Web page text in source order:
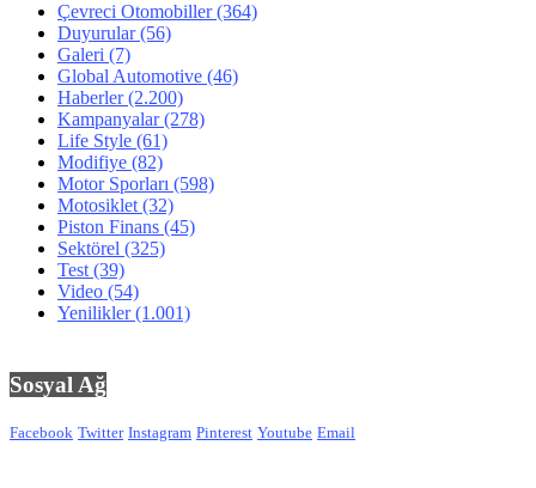
Çevreci Otomobiller(364)
Duyurular(56)
Galeri (7)
Global Automotive (46)
Haberler(2.200)
Kampanyalar(278)
Life Style (61)
Modifiye (82)
Motor Sporları (598)
Motosiklet (32)
Piston Finans (45)
Sektörel (325)
Test (39)
Video (54)
Yenilikler(1.001)
Sosyal Ağ
Facebook Twitter Instagram Pinterest Youtube Email